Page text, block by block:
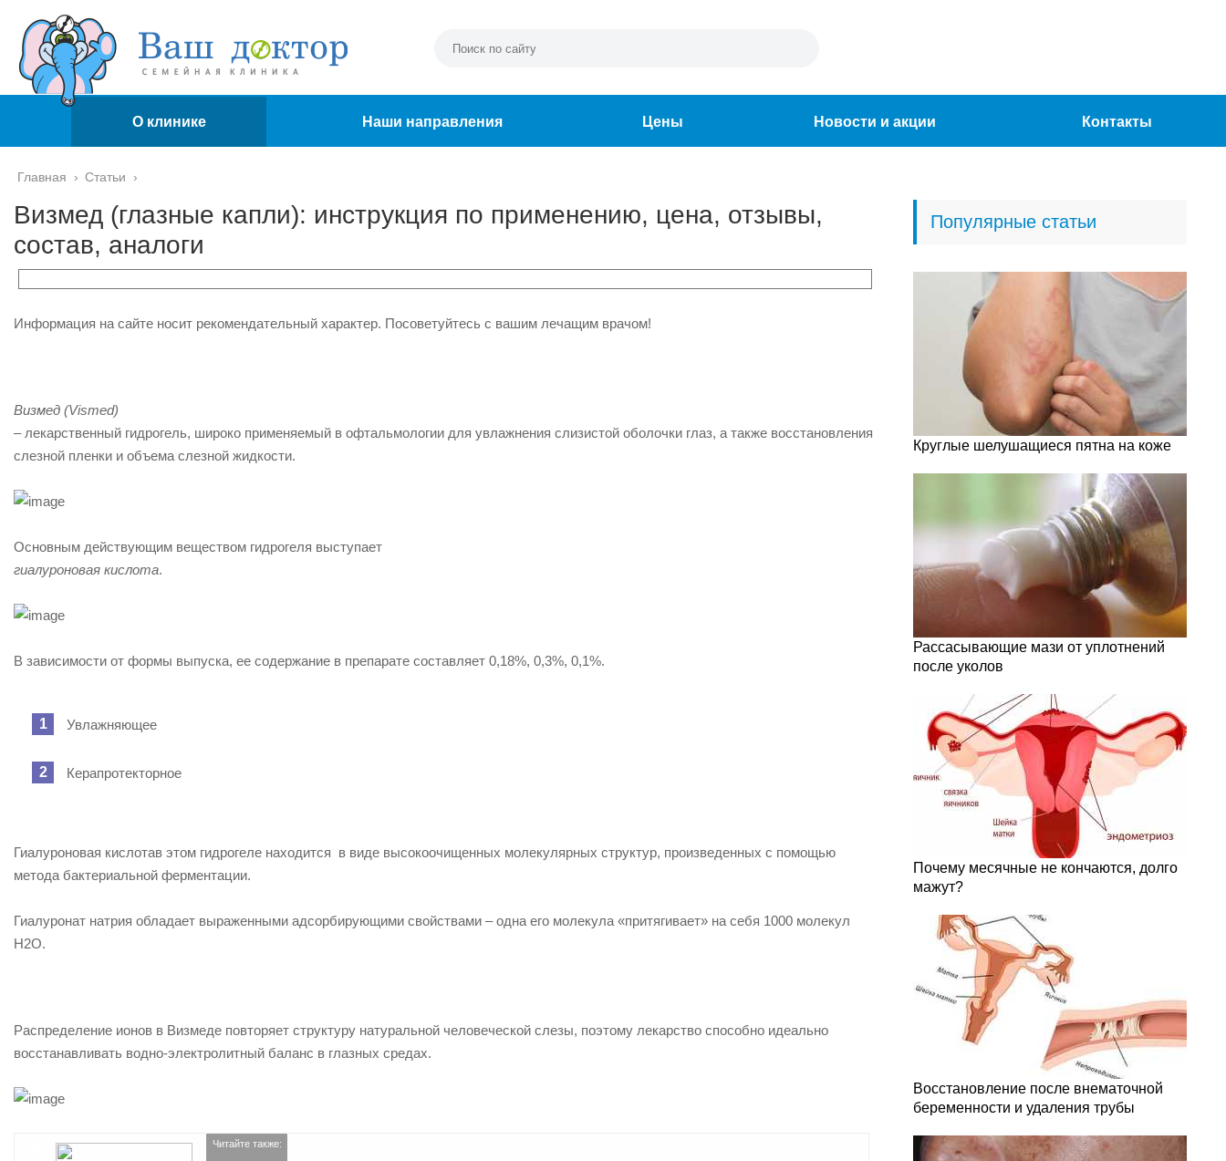
О клинике Наши направления Цены Новости и акции Контакты
Главная › Статьи ›
Визмед (глазные капли): инструкция по применению, цена, отзывы,
состав, аналоги
Информация на сайте носит рекомендательный характер. Посоветуйтесь с вашим лечащим врачом!
Визмед (Vismed)
– лекарственный гидрогель, широко применяемый в офтальмологии для увлажнения слизистой оболочки глаз, а также восстановления
слезной пленки и объема слезной жидкости.
Основным действующим веществом гидрогеля выступает
гиалуроновая кислота.
В зависимости от формы выпуска, ее содержание в препарате составляет 0,18%, 0,3%, 0,1%.
Увлажняющее
Керапротекторное
Гиалуроновая кислотав этом гидрогеле находится в виде высокоочищенных молекулярных структур, произведенных с помощью
метода бактериальной ферментации.
Гиалуронат натрия обладает выраженными адсорбирующими свойствами – одна его молекула «притягивает» на себя 1000 молекул
Н2О.
Распределение ионов в Визмеде повторяет структуру натуральной человеческой слезы, поэтому лекарство способно идеально
восстанавливать водно-электролитный баланс в глазных средах.
Читайте также:
Популярные статьи
Круглые шелушащиеся пятна на коже
Рассасывающие мази от уплотнений
после уколов
Почему месячные не кончаются, долго
мажут?
Восстановление после внематочной
беременности и удаления трубы